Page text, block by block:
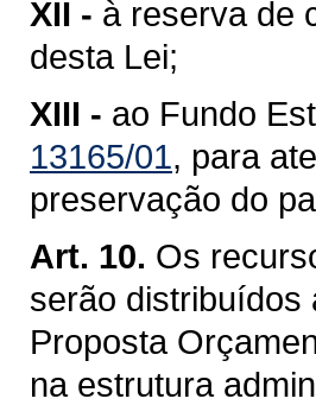
XII - à reserva de
desta Lei;
XIII - ao Fundo
13165/01, para
preservação do
Art. 10. Os
serão distribuídos
Proposta
na estrutura